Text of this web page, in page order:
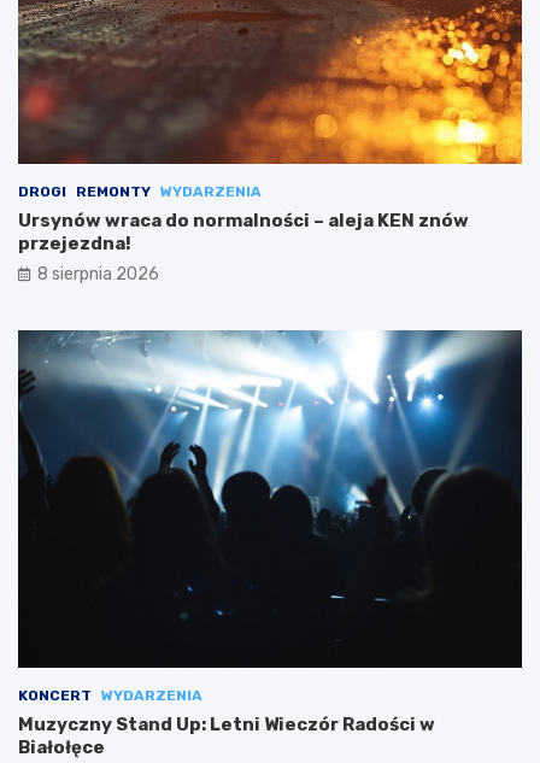
DROGI REMONTY WYDARZENIA
Ursynów wraca do normalności – aleja KEN znów
przejezdna!
8 sierpnia 2026
KONCERT WYDARZENIA
Muzyczny Stand Up: Letni Wieczór Radości w
Białołęce